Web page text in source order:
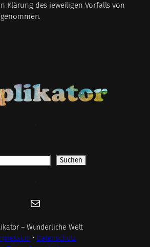
Klärung des jeweiligen Vorfalls von
Suchen
E-Mail
– Wunderliche Welt
• Datenschutz